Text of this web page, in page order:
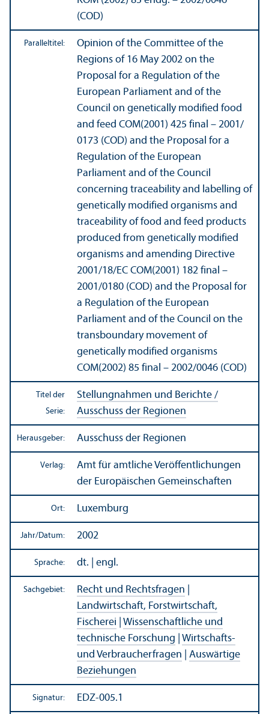
(COD)
Paralleltitel:
Opinion of the Committee of the
Regions of 16 May 2002 on the
Proposal for a Regulation of the
European Parliament and of the
Council on genetically modified food
and feed COM(2001) 425 final – 2001/
0173 (COD) and the Proposal for a
Regulation of the European
Parliament and of the Council
concerning traceability and labelling of
genetically modified organisms and
traceability of food and feed products
produced from genetically modified
organisms and amending Directive
2001/18/EC COM(2001) 182 final –
2001/0180 (COD) and the Proposal for
a Regulation of the European
Parliament and of the Council on the
trans­boundary movement of
genetically modified organisms
COM(2002) 85 final – 2002/0046 (COD)
Titel der
Serie:
Stellungnahmen und Berichte /
Ausschuss der Regionen
Herausgeber: Ausschuss der Regionen
Verlag:
Amt für amtliche Veröffentlichungen
der Europäischen Gemeinschaften
Ort: Luxemburg
Jahr/Datum: 2002
Sprache: dt. | engl.
Sachgebiet: Recht und Rechts­fragen
Landwirtschaft, Forstwirtschaft,
Fischerei
Wissenschaft­liche und
technische Forschung
Wirtschafts-
und Verbraucherfragen
Auswärtige
Beziehungen
Signatur: EDZ-005.1